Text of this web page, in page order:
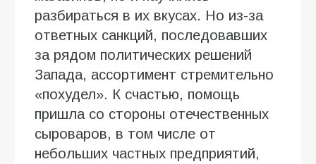
разбираться в их вкусах. Но из-за
ответных санкций, последовавших
за рядом политических решений
Запада, ассортимент стремительно
«похудел». К счастью, помощь
пришла со стороны отечественных
сыроваров, в том числе от
небольших частных предприятий,